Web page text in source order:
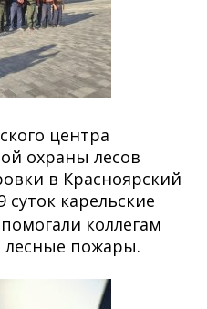
центра
охраны лесов
в Красноярский
карельские
коллегам
пожары.